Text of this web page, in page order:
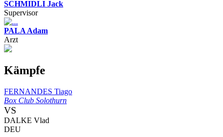
SCHMIDLI Jack
Supervisor
PALA Adam
Arzt
Kämpfe
FERNANDES Tiago
Box Club Solothurn
VS
DALKE Vlad
DEU